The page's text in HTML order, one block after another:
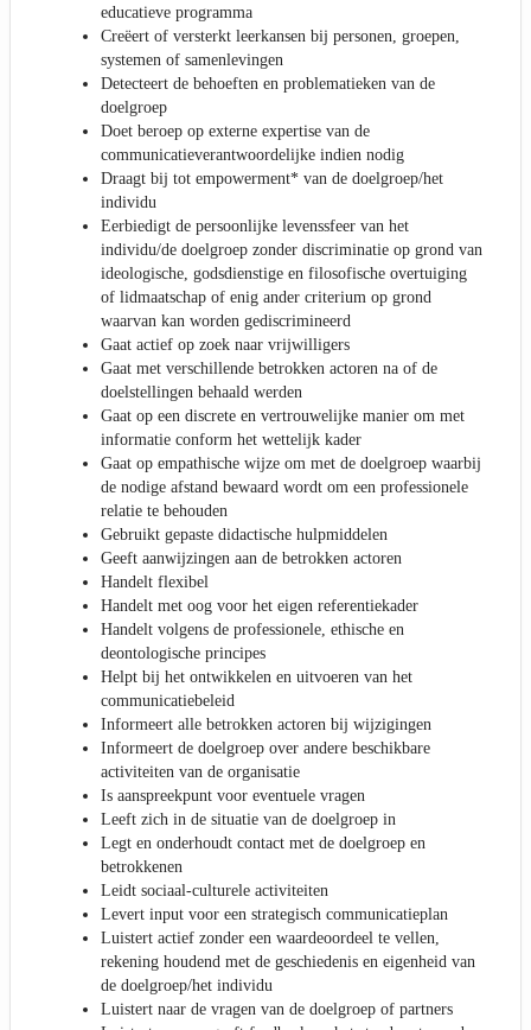
educatieve programma
Creëert of versterkt leerkansen bij personen, groepen,
systemen of samenlevingen
Detecteert de behoeften en problematieken van de
doelgroep
Doet beroep op externe expertise van de
communicatieverantwoordelijke indien nodig
Draagt bij tot empowerment* van de doelgroep/het
individu
Eerbiedigt de persoonlijke levenssfeer van het
individu/de doelgroep zonder discriminatie op grond van
ideologische, godsdienstige en filosofische overtuiging
of lidmaatschap of enig ander criterium op grond
waarvan kan worden gediscrimineerd
Gaat actief op zoek naar vrijwilligers
Gaat met verschillende betrokken actoren na of de
doelstellingen behaald werden
Gaat op een discrete en vertrouwelijke manier om met
informatie conform het wettelijk kader
Gaat op empathische wijze om met de doelgroep waarbij
de nodige afstand bewaard wordt om een professionele
relatie te behouden
Gebruikt gepaste didactische hulpmiddelen
Geeft aanwijzingen aan de betrokken actoren
Handelt flexibel
Handelt met oog voor het eigen referentiekader
Handelt volgens de professionele, ethische en
deontologische principes
Helpt bij het ontwikkelen en uitvoeren van het
communicatiebeleid
Informeert alle betrokken actoren bij wijzigingen
Informeert de doelgroep over andere beschikbare
activiteiten van de organisatie
Is aanspreekpunt voor eventuele vragen
Leeft zich in de situatie van de doelgroep in
Legt en onderhoudt contact met de doelgroep en
betrokkenen
Leidt sociaal-culturele activiteiten
Levert input voor een strategisch communicatieplan
Luistert actief zonder een waardeoordeel te vellen,
rekening houdend met de geschiedenis en eigenheid van
de doelgroep/het individu
Luistert naar de vragen van de doelgroep of partners